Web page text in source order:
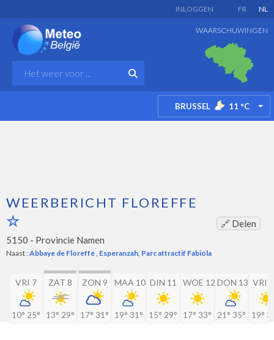
FR NL
INLOGGEN
WAARSCHUWINGEN
BRUSSEL 11 °C
WEERBERICHT FLOREFFE
🔗 Delen
5150 - Provincie Namen
Naast :Abbaye de Floreffe, Esperanzah, Parc attractif Fabiola
VRI 7
10° 25°
ZAT 8
13° 29°
ZON 9
17° 31°
MAA 10
19° 31°
DIN 11
15° 29°
WOE 12
17° 33°
DON 13
21° 35°
VRI
19°